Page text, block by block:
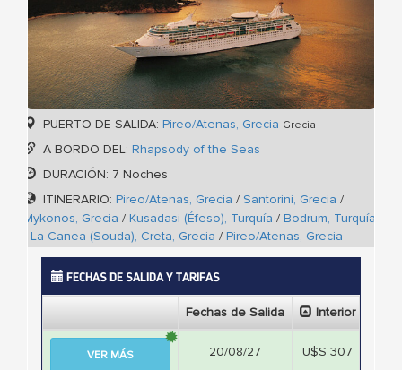
PUERTO DE SALIDA: Pireo/Atenas, Grecia Grecia
A BORDO DEL: Rhapsody of the Seas
DURACIÓN: 7 Noches
ITINERARIO: Pireo/Atenas, Grecia / Santorini, Grecia /
Mykonos, Grecia / Kusadasi (Éfeso), Turquía / Bodrum, Turquía
La Canea (Souda), Creta, Grecia / Pireo/Atenas, Grecia
FECHAS DE SALIDA Y TARIFAS
Fechas de Salida Interior
VER MÁS 20/08/27 U$S 307